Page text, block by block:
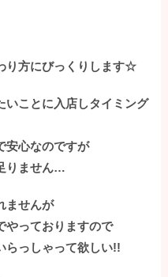
り方にびっくりします☆
いことに入店しタイミング
安心なのですが
りません…
ませんが
やっておりますので
らっしゃって欲しい!!